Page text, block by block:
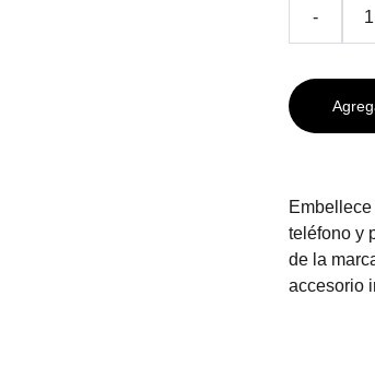
-
teléfono y
de la
accesorio